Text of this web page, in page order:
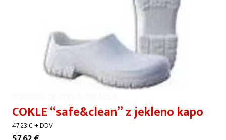
COKLE “safe&clean” z jekleno kapo
47,23€+ DDV